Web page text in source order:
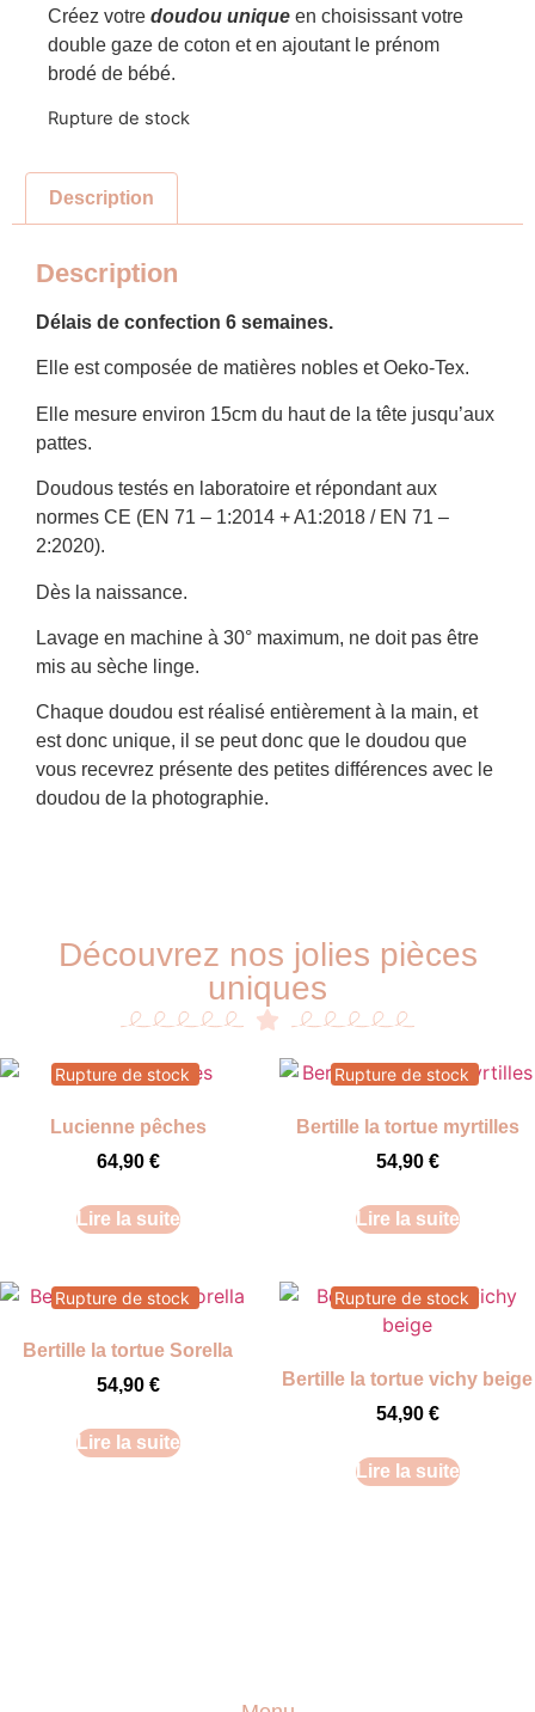
Créez votre doudou unique en choisissant votre
double gaze de coton et en ajoutant le prénom
brodé de bébé.
Rupture de stock
Description
Description
Délais de confection 6 semaines.
Elle est composée de matières nobles et Oeko-Tex.
Elle mesure environ 15cm du haut de la tête jusqu’aux
pattes.
Doudous testés en laboratoire et répondant aux
normes CE (EN 71 – 1:2014 + A1:2018 / EN 71 –
2:2020).
Dès la naissance.
Lavage en machine à 30° maximum, ne doit pas être
mis au sèche linge.
Chaque doudou est réalisé entièrement à la main, et
est donc unique, il se peut donc que le doudou que
vous recevrez présente des petites différences avec le
doudou de la photographie.
Découvrez nos jolies pièces
uniques
Rupture de stock
Lucienne pêches
64,90 €
Lire la suite
Rupture de stock
Bertille la tortue myrtilles
54,90 €
Lire la suite
Rupture de stock
Bertille la tortue Sorella
54,90 €
Lire la suite
Rupture de stock
Bertille la tortue vichy beige
54,90 €
Lire la suite